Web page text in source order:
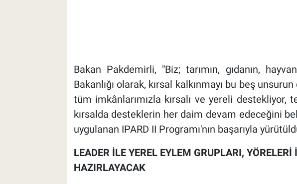
Bakan Pakdemirli, "Biz; tarımın, gıdanın,
Bakanlığı olarak, kırsal kalkınmayı bu beş
tüm imkânlarımızla kırsalı ve yereli destekliyor,
kırsalda desteklerin her daim devam edeceğini
uygulanan IPARD II Programı'nın başarıyla
LEADER İLE YEREL EYLEM GRUPLARI,
HAZIRLAYACAK